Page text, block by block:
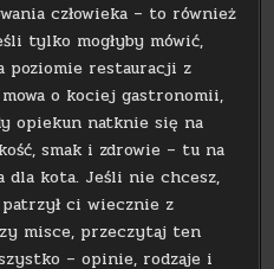
człowieka – to również
tylko mogłyby mówić,
poziomie restauracji z
o kociej gastronomii,
opiekun natknie się na
smak i zdrowie – tu na
dla kota. Jeśli nie chcesz,
ci wiecznie z
misce, przeczytaj ten
– opinie, rodzaje i